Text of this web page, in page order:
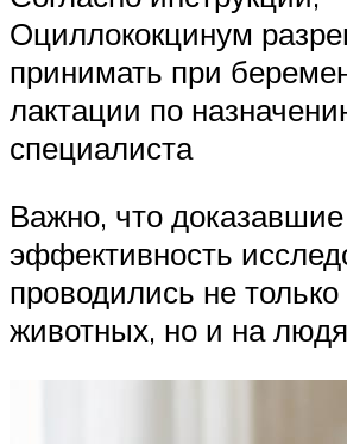
Оциллококцинум
принимать при
лактации по
специалиста
Важно, что
эффективность
проводились не только
животных, но и на